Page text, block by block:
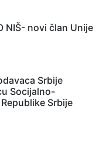
NIŠ- novi član Unije
Srbije
Socijalno-
Srbije